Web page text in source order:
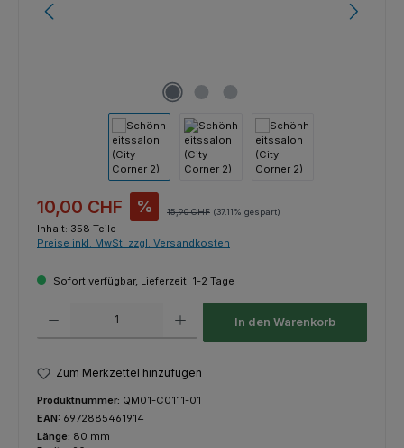
Verkaufspreis:
10,00 CHF % Regulärer Preis:
15,90 CHF (37.11% gespart)
Inhalt: 358 Teile
Preise inkl. MwSt. zzgl. Versandkosten
Sofort verfügbar, Lieferzeit: 1-2 Tage
In den Warenkorb
Zum Merkzettel hinzufügen
Produktnummer: QM01-C0111-01
EAN: 6972885461914
Länge: 80 mm